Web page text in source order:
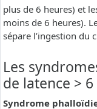
plus de 6 heures) et
moins de 6 heures).
sépare l’ingestion du
Les
de latence >
Syndrome